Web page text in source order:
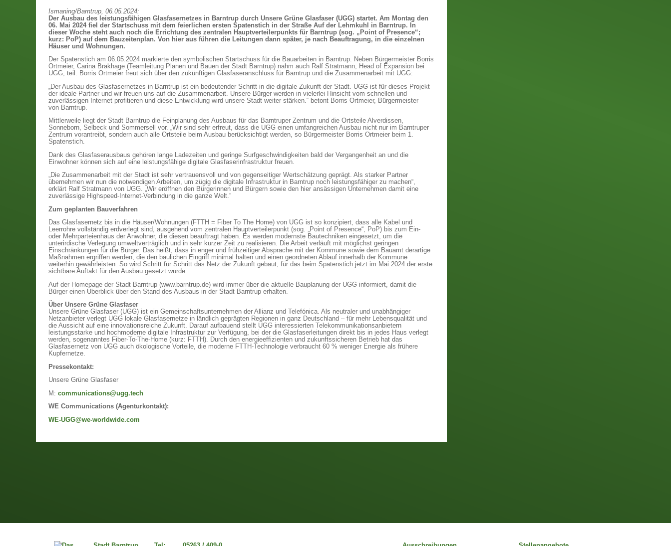
Ismaning/Barntrup, 06.05.2024:
Der Ausbau des leistungsfähigen Glasfasernetzes in Barntrup durch Unsere Grüne Glasfaser (UGG) startet. Am Montag den
06. Mai 2024 fiel der Startschuss mit dem feierlichen ersten Spatenstich in der Straße Auf der Lehmkuhl in Barntrup. In
dieser Woche steht auch noch die Errichtung des zentralen Hauptverteilerpunkts für Barntrup (sog. „Point of Presence“;
kurz: PoP) auf dem Bauzeitenplan. Von hier aus führen die Leitungen dann später, je nach Beauftragung, in die einzelnen
Häuser und Wohnungen.
Der Spatenstich am 06.05.2024 markierte den symbolischen Startschuss für die Bauarbeiten in Barntrup. Neben Bürgermeister Borris
Ortmeier, Carina Brakhage (Teamleitung Planen und Bauen der Stadt Barntrup) nahm auch Ralf Stratmann, Head of Expansion bei
UGG, teil. Borris Ortmeier freut sich über den zukünftigen Glasfaseranschluss für Barntrup und die Zusammenarbeit mit UGG:
„Der Ausbau des Glasfasernetzes in Barntrup ist ein bedeutender Schritt in die digitale Zukunft der Stadt. UGG ist für dieses Projekt
der ideale Partner und wir freuen uns auf die Zusammenarbeit. Unsere Bürger werden in vielerlei Hinsicht vom schnellen und
zuverlässigen Internet profitieren und diese Entwicklung wird unsere Stadt weiter stärken.“ betont Borris Ortmeier, Bürgermeister
von Barntrup.
Mittlerweile liegt der Stadt Barntrup die Feinplanung des Ausbaus für das Barntruper Zentrum und die Ortsteile Alverdissen,
Sonneborn, Selbeck und Sommersell vor. „Wir sind sehr erfreut, dass die UGG einen umfangreichen Ausbau nicht nur im Barntruper
Zentrum vorantreibt, sondern auch alle Ortsteile beim Ausbau berücksichtigt werden, so Bürgermeister Borris Ortmeier beim 1.
Spatenstich.
Dank des Glasfaserausbaus gehören lange Ladezeiten und geringe Surfgeschwindigkeiten bald der Vergangenheit an und die
Einwohner können sich auf eine leistungsfähige digitale Glasfaserinfrastruktur freuen.
„Die Zusammenarbeit mit der Stadt ist sehr vertrauensvoll und von gegenseitiger Wertschätzung geprägt. Als starker Partner
übernehmen wir nun die notwendigen Arbeiten, um zügig die digitale Infrastruktur in Barntrup noch leistungsfähiger zu machen“,
erklärt Ralf Stratmann von UGG. „Wir eröffnen den Bürgerinnen und Bürgern sowie den hier ansässigen Unternehmen damit eine
zuverlässige Highspeed-Internet-Verbindung in die ganze Welt.”
Zum geplanten Bauverfahren
Das Glasfasernetz bis in die Häuser/Wohnungen (FTTH = Fiber To The Home) von UGG ist so konzipiert, dass alle Kabel und
Leerrohre vollständig erdverlegt sind, ausgehend vom zentralen Hauptverteilerpunkt (sog. „Point of Presence“, PoP) bis zum Ein-
oder Mehrparteienhaus der Anwohner, die diesen beauftragt haben. Es werden modernste Bautechniken eingesetzt, um die
unterirdische Verlegung umweltverträglich und in sehr kurzer Zeit zu realisieren. Die Arbeit verläuft mit möglichst geringen
Einschränkungen für die Bürger. Das heißt, dass in enger und frühzeitiger Absprache mit der Kommune sowie dem Bauamt derartige
Maßnahmen ergriffen werden, die den baulichen Eingriff minimal halten und einen geordneten Ablauf innerhalb der Kommune
weiterhin gewährleisten. So wird Schritt für Schritt das Netz der Zukunft gebaut, für das beim Spatenstich jetzt im Mai 2024 der erste
sichtbare Auftakt für den Ausbau gesetzt wurde.
Auf der Homepage der Stadt Barntrup (www.barntrup.de) wird immer über die aktuelle Bauplanung der UGG informiert, damit die
Bürger einen Überblick über den Stand des Ausbaus in der Stadt Barntrup erhalten.
Über Unsere Grüne Glasfaser
Unsere Grüne Glasfaser (UGG) ist ein Gemeinschaftsunternehmen der Allianz und Telefónica. Als neutraler und unabhängiger
Netzanbieter verlegt UGG lokale Glasfasernetze in ländlich geprägten Regionen in ganz Deutschland – für mehr Lebensqualität und
die Aussicht auf eine innovationsreiche Zukunft. Darauf aufbauend stellt UGG interessierten Telekommunikationsanbietern
leistungsstarke und hochmoderne digitale Infrastruktur zur Verfügung, bei der die Glasfaserleitungen direkt bis in jedes Haus verlegt
werden, sogenanntes Fiber-To-The-Home (kurz: FTTH). Durch den energieeffizienten und zukunftssicheren Betrieb hat das
Glasfasernetz von UGG auch ökologische Vorteile, die moderne FTTH-Technologie verbraucht 60 % weniger Energie als frühere
Kupfernetze.
Pressekontakt:
Unsere Grüne Glasfaser
M: communications@ugg.tech
WE Communications (Agenturkontakt):
WE-UGG@we-worldwide.com